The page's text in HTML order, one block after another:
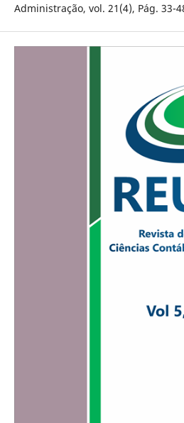
Administração, vol. 21(4), Pág. 33-